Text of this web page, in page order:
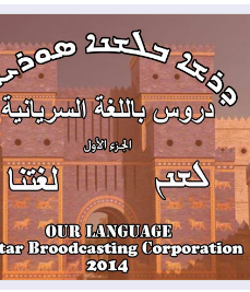
2026-08-04سومو: إنتاج النفط في
كوردستان انخفض إلى أقل من 10%
2026-08-04ملفات حقبة الكاظمي
الواجهة.. أنباء عن مراجعات قضائية
وتحقيقات أوسع في قضايا فساد
2026-08-04
بيترو يشكو تزوير
الرئاسية ويحذر من "حرب أهلية" في
كولومبيا
2026-08-03رئيس إقليم كوردستان